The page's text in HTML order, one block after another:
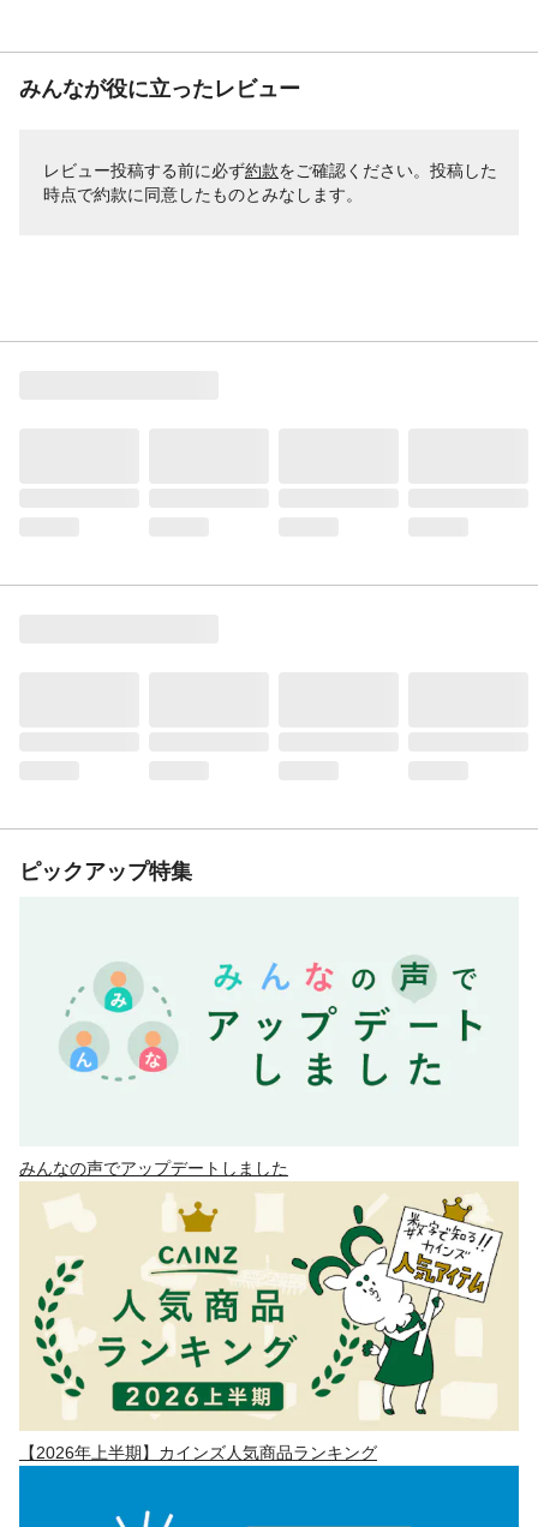
みんなが役に立ったレビュー
レビュー投稿する前に必ず約款をご確認ください。投稿した
時点で約款に同意したものとみなします。
ピックアップ特集
みんなの声でアップデートしました
【2026年上半期】カインズ人気商品ランキング